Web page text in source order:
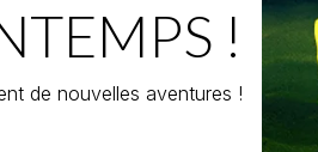
!
de nouvelles aventures !